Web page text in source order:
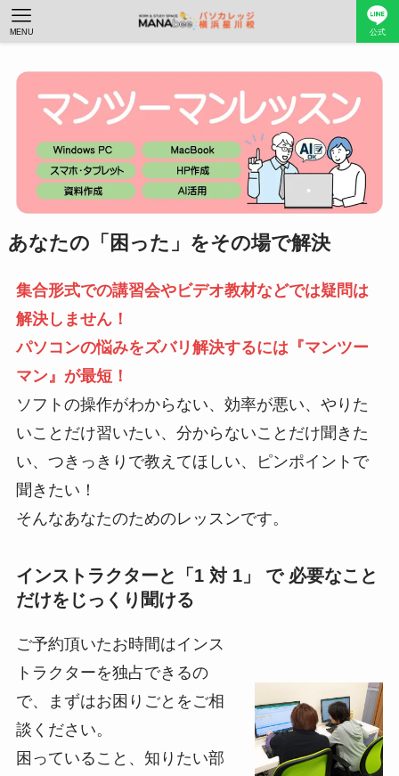
公式
MENU
あなたの「困った」をその場で解決
集合形式での講習会やビデオ教材などでは疑問は
解決しません！
パソコンの悩みをズバリ解決するには『マンツー
マン』が最短！
ソフトの操作がわからない、効率が悪い、やりた
いことだけ習いたい、分からないことだけ聞きた
い、つきっきりで教えてほしい、ピンポイントで
聞きたい！
そんなあなたのためのレッスンです。
インストラクターと「1 対 1」 で 必要なこと
だけをじっくり聞ける
ご予約頂いたお時間はインス
トラクターを独占できるの
で、まずはお困りごとをご相
談ください。
困っていること、知りたい部